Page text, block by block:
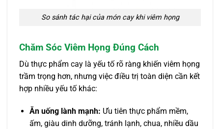
So sánh tác hại của món cay khi viêm họng
Chăm Sóc Viêm Họng Đúng Cách
Dù thực phẩm cay là yếu tố rõ ràng khiến viêm họng
trầm trọng hơn, nhưng việc điều trị toàn diện cần kết
hợp nhiều yếu tố khác:
Ăn uống lành mạnh: Ưu tiên thực phẩm mềm,
ấm, giàu dinh dưỡng, tránh lạnh, chua, nhiều dầu